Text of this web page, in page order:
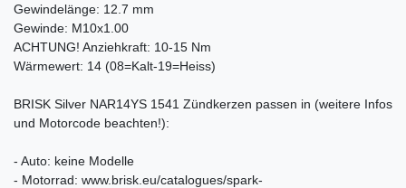
Gewindelänge: 12.7 mm
Gewinde: M10x1.00
ACHTUNG! Anziehkraft: 10-15 Nm
Wärmewert: 14 (08=Kalt-19=Heiss)
BRISK Silver NAR14YS 1541 Zündkerzen passen in (weitere Infos
und Motorcode beachten!):
- Auto: keine Modelle
- Motorrad: www.brisk.eu/catalogues/spark-